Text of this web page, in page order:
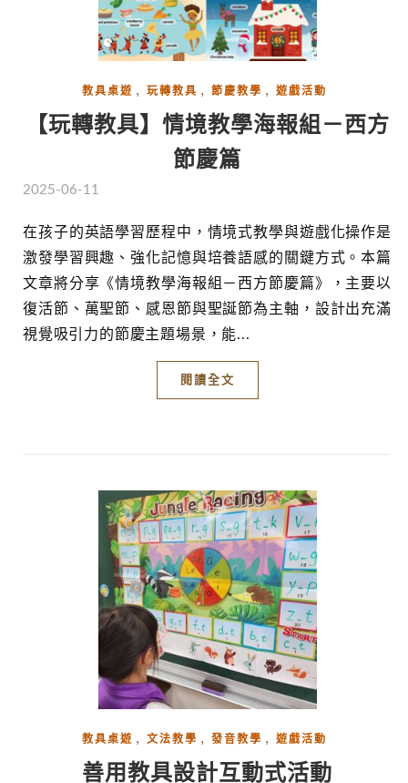
教具桌遊 , 玩轉教具 , 節慶教學 , 遊戲活動
【玩轉教具】情境教學海報組－西方
節慶篇
2025-06-11
在孩子的英語學習歷程中，情境式教學與遊戲化操作是
激發學習興趣、強化記憶與培養語感的關鍵方式。本篇
文章將分享《情境教學海報組－西方節慶篇》，主要以
復活節、萬聖節、感恩節與聖誕節為主軸，設計出充滿
視覺吸引力的節慶主題場景，能...
閱讀全文
教具桌遊 , 文法教學 , 發音教學 , 遊戲活動
善用教具設計互動式活動